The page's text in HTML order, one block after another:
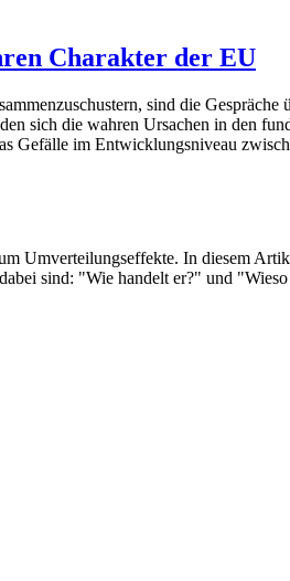
Charakter der EU
sind die
sich die wahren Ursachen in den
Gefälle im Entwicklungsniveau
Umverteilungseffekte. In diesem
sind: "Wie handelt er?" und